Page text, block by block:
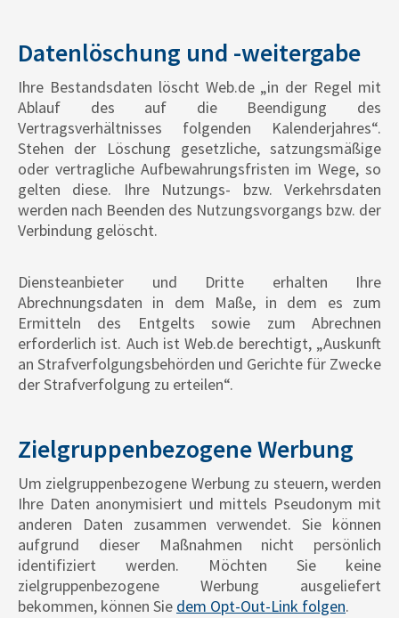
Datenlöschung und -weitergabe
Ihre Bestandsdaten löscht Web.de „in der Regel mit
Ablauf des auf die Beendigung des
Vertragsverhältnisses folgenden Kalenderjahres“.
Stehen der Löschung gesetzliche, satzungsmäßige
oder vertragliche Aufbewahrungsfristen im Wege, so
gelten diese. Ihre Nutzungs- bzw. Verkehrsdaten
werden nach Beenden des Nutzungsvorgangs bzw. der
Verbindung gelöscht.
Diensteanbieter und Dritte erhalten Ihre
Abrechnungsdaten in dem Maße, in dem es zum
Ermitteln des Entgelts sowie zum Abrechnen
erforderlich ist. Auch ist Web.de berechtigt, „Auskunft
an Strafverfolgungsbehörden und Gerichte für Zwecke
der Strafverfolgung zu erteilen“.
Zielgruppenbezogene Werbung
Um zielgruppenbezogene Werbung zu steuern, werden
Ihre Daten anonymisiert und mittels Pseudonym mit
anderen Daten zusammen verwendet. Sie können
aufgrund dieser Maßnahmen nicht persönlich
identifiziert werden. Möchten Sie keine
zielgruppenbezogene Werbung ausgeliefert
bekommen, können Sie dem Opt-Out-Link folgen.